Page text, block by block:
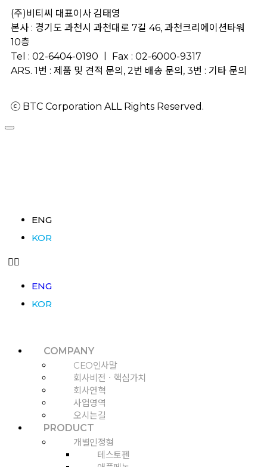
(주)비티씨 대표이사 김태영
본사 : 경기도 과천시 과천대로 7길 46, 과천크리에이션타워
10층
Tel : 02-6404-0190 ㅣ Fax : 02-6000-9317
ARS. 1번 : 제품 및 견적 문의, 2번 배송 문의, 3번 : 기타 문의
ⓒ BTC Corporation ALL Rights Reserved.
ENG
KOR
ENG
KOR
COMPANY
CEO인사말
회사비전ㆍ핵심가치
회사연혁
사업영역
오시는길
PRODUCT
개별인정형
테스토펜